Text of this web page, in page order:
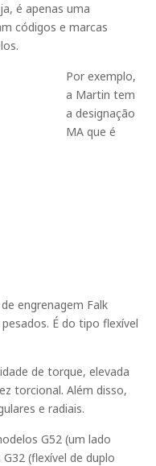
é apenas uma
códigos e marcas
Por exemplo,
a Martin tem
a designação
MA que é
engrenagem Falk
É do tipo flexível
de torque, elevada
torcional. Além disso,
e radiais.
G52 (um lado
(flexível de duplo